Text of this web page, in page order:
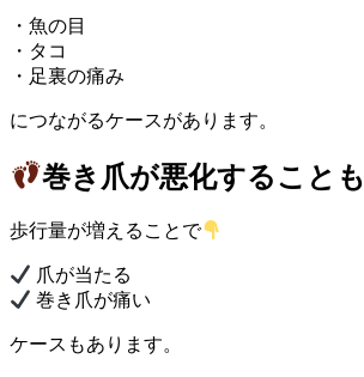
・魚の目
・タコ
・足裏の痛み
につながるケースがあります。
巻き爪が悪化することも
歩行量が増えることで
爪が当たる
巻き爪が痛い
ケースもあります。